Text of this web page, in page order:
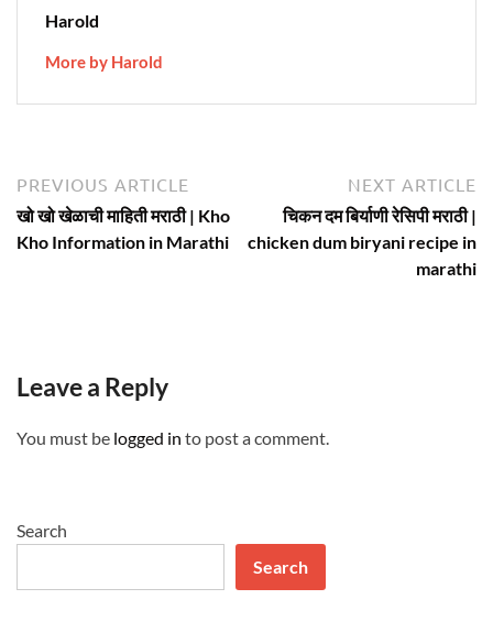
Harold
More by Harold
Post
navigation
PREVIOUS ARTICLE
article:
खो खो खेळाची माहिती मराठी | Kho
Kho Information in Marathi
NEXT ARTICLE
चिकन दम बिर्याणी रेसिपी मराठी |
chicken dum biryani recipe in
marathi
Leave a Reply
You must be logged in to post a comment.
Search
Search